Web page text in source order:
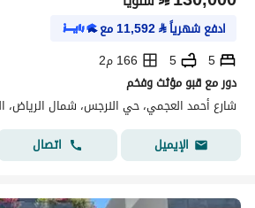
ادفع شهرياً⃁
11,592مع
5
5
166 م2
دور مع قبو مؤثث وفخم
شارع أحمد العجمي، حي النرجس، شمال الرياض،
الإيميل
اتصال